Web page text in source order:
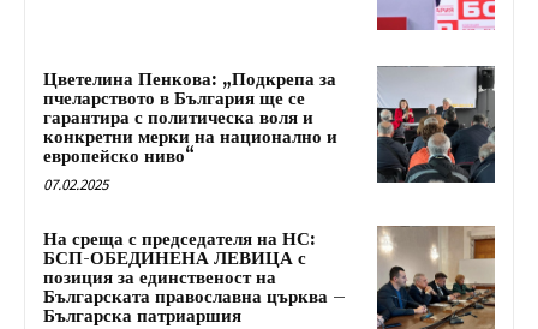
Цветелина Пенкова: „Подкрепа за
пчеларството в България ще се
гарантира с политическа воля и
конкретни мерки на национално и
европейско ниво“
07.02.2025
На среща с председателя на НС:
БСП-ОБЕДИНЕНА ЛЕВИЦА с
позиция за единственост на
Българската православна църква –
Българска патриаршия